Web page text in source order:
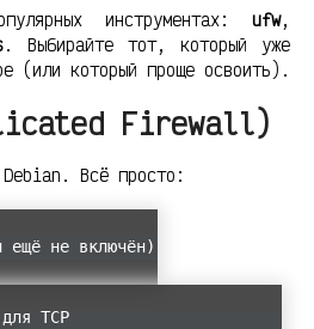
инструментах: ufw,
. Выбирайте тот, который уже
(или который проще освоить).
Firewall)
Всё просто:
ещё не включён)
TCP